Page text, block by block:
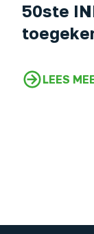
50ste
LEES